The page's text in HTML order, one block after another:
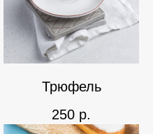
Трюфель
250 р.